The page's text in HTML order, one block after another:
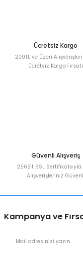
Ücretsiz Kargo
200TL ve Üzeri
Ücretsiz Kargo Fırsatı
Güvenli Alışveriş
256Bit SSL Sertifikalsıyla
Alışverişleriniz
Kampanya ve